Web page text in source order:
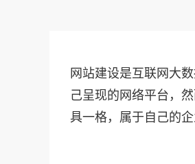
网站建设是互联网大
己呈现的网络平台，
具一格，属于自己的